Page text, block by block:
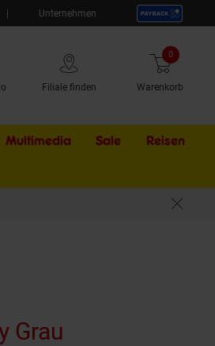
Unternehmen
Filiale finden Warenkorb
0 Artikel
Multimedia Sale Externer
Reisen
Grau